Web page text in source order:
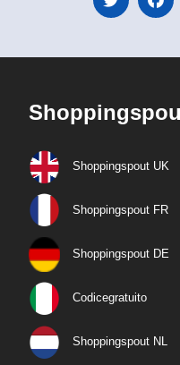
Shoppingspout UK
Shoppingspout FR
Shoppingspout DE
Codicegratuito
Shoppingspout NL